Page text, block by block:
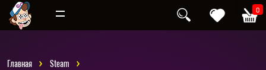
0
Инди
Главная
Steam